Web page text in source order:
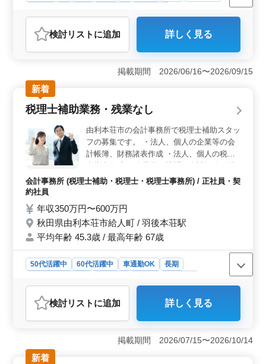
おすすめポイント
＜安定したキャリア形成＞ 公共土木工事の管理経験が
ある方に最適なポジションです。長期の雇用形態や給与
す。 ＜充実した福利厚生＞ 雇用・労災・健康・厚
生などの福利厚生が整っています。年1回の賞与も支給さ
れ、働きやすい環境が整っています。 ＜経験を活か
せる環境＞ 1級土木施工管理技士または2級土木施工管
がある方に向けた求人です。経験を活かして更なるキャ
リアアップを目指しませんか？
検討リスト に追加 詳しく見る
掲載期間 2026/06/16〜2026/09/15
新着
税理士補助業務・残業なし
由利本荘市の会計事務所で税理士補助スタッ
フの募集です。 ・法人、個人の企業等の会
計帳簿、財務諸表作成 ・法人、個人の税務
申告書作成 ・企業等へ訪問し会計帳簿、財
務諸表の作成の指導 担当者が企業情報をし
通勤可 それぞれのライフスタイルに合った
働き方を目指しています！
会計事務所 (税理士補助・税理士・税理士事務所) / 正社員・契
約社員
年収350万円〜600万円
秋田県由利本荘市給人町 / 羽後本荘駅
平均年齢 45.3歳 / 最高年齢 67歳
50代活躍中 60代活躍中 車通勤OK
長期
おすすめポイント
働きやすさ抜群の環境です 残業が一切なく、仕事後の
時間を有効に活用できます。週5〜6日勤務で土曜日は繁
忙期のみ午前中勤務があるため、無理なく働けます。休
日も日曜・祝日が確保されており、ライフスタイルに合
検討リスト に追加 詳しく見る
掲載期間 2026/07/15〜2026/10/14
新着